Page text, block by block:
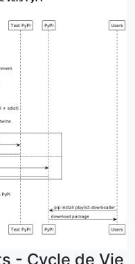
- Cycle de Vie